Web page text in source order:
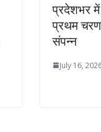
प्रदेशभर
प्रथम
संपन्न
July 16,